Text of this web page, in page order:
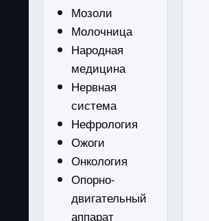
Мозоли
Молочница
Народная
медицина
Нервная
система
Нефрология
Ожоги
Онкология
Опорно-
двигательный
аппарат